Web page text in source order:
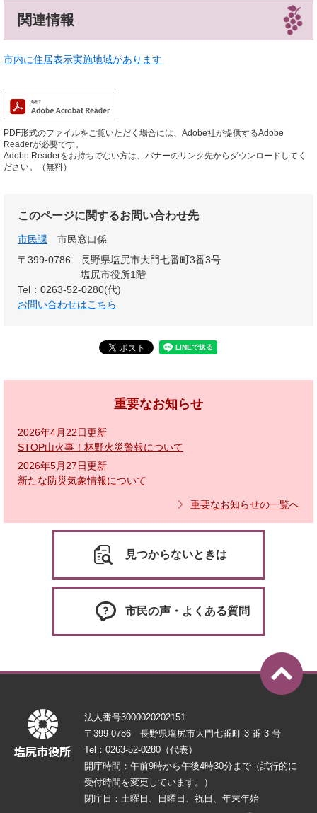
関連情報
市内に住居表示実施地域があります
PDF形式のファイルをご覧いただく場合には、Adobe社が提供するAdobe
Readerが必要です。
Adobe Readerをお持ちでない方は、バナーのリンク先からダウンロードしてく
ださい。（無料）
このページに関するお問い合わせ先
市民課
市民窓口係
〒399-0786
長野県塩尻市大門七番町3番3号
塩尻市役所1階
Tel：0263-52-0280(代)
お問い合わせはこちら
重要なお知らせ
2026年4月22日更新
STOP山火事！林野火災警報について
2026年5月27日更新
新たな防災気象情報について
重要なお知らせの一覧へ
見つからないときは
市民の声・よくある質問
法人番号3000020202151
〒399-0786 長野県塩尻市大門七番町 3 番 3 号
Tel：0263-52-0280（代表）
開庁時間：午前9時から午後4時30分まで（試行的に
受付時間を変更しています。）
閉庁日：土曜日、日曜日、祝日、年末年始